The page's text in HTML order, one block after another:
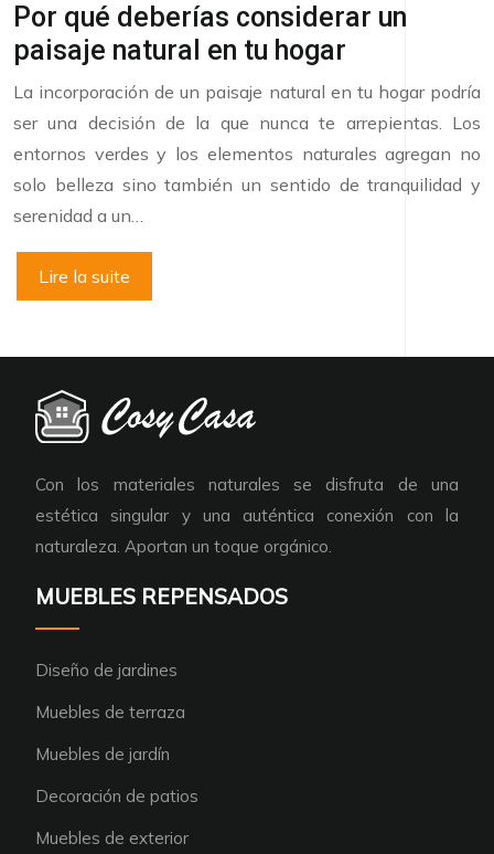
Por qué deberías considerar un
paisaje natural en tu hogar
La incorporación de un paisaje natural en tu hogar podría
ser una decisión de la que nunca te arrepientas. Los
entornos verdes y los elementos naturales agregan no
solo belleza sino también un sentido de tranquilidad y
serenidad a un…
Lire la suite
Con los materiales naturales se disfruta de una
estética singular y una auténtica conexión con la
naturaleza. Aportan un toque orgánico.
MUEBLES REPENSADOS
Diseño de jardines
Muebles de terraza
Muebles de jardín
Decoración de patios
Muebles de exterior